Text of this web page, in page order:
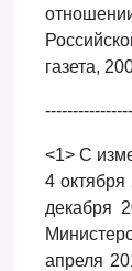
газета,
<1> С
4
декабря
апреля